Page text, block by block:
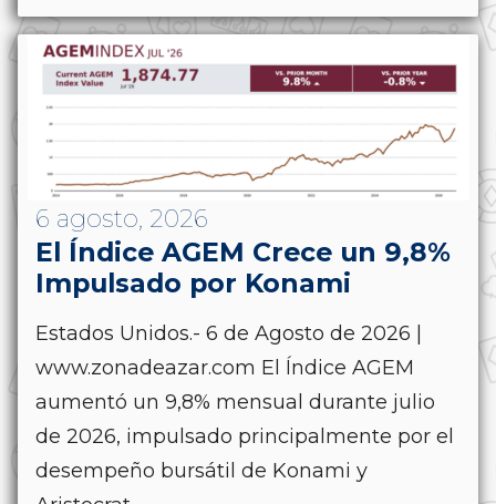
6 agosto, 2026
El Índice AGEM Crece un 9,8%
Impulsado por Konami
Estados Unidos.- 6 de Agosto de 2026 |
www.zonadeazar.com El Índice AGEM
aumentó un 9,8% mensual durante julio
de 2026, impulsado principalmente por el
desempeño bursátil de Konami y